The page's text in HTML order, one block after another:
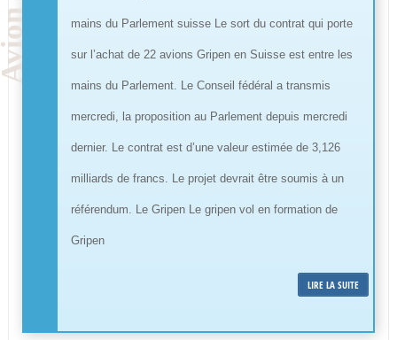
mains du Parlement suisse Le sort du contrat qui porte
sur l’achat de 22 avions Gripen en Suisse est entre les
mains du Parlement. Le Conseil fédéral a transmis
mercredi, la proposition au Parlement depuis mercredi
dernier. Le contrat est d’une valeur estimée de 3,126
milliards de francs. Le projet devrait être soumis à un
référendum. Le Gripen Le gripen vol en formation de
Gripen
LIRE LA SUITE